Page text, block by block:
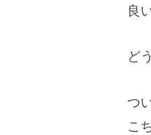
良
ど
つ
こ